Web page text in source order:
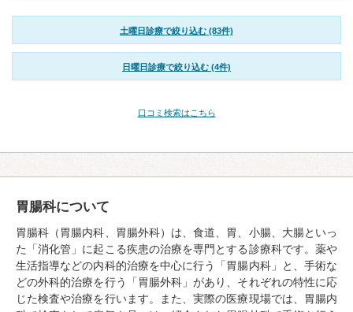
土曜日診療で絞り込む (83件)
日曜日診療で絞り込む (4件)
口コミ検索はこちら
胃腸科について
胃腸科（胃腸内科、胃腸外科）は、食道、胃、小腸、大腸といっ
た「消化管」に起こる疾患の治療を専門とする診療科です。薬や
生活指導などの内科的治療を中心に行う「胃腸内科」と、手術な
どの外科的治療を行う「胃腸外科」があり、それぞれの特性に応
じた検査や治療を行います。また、実際の医療現場では、胃腸内